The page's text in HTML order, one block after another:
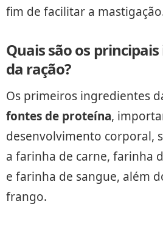
fim de facilitar a
Quais são os
da ração?
Os primeiros ingredientes
fontes de proteína,
desenvolvimento corporal,
a farinha de carne, farinha
e farinha de sangue, além
frango.